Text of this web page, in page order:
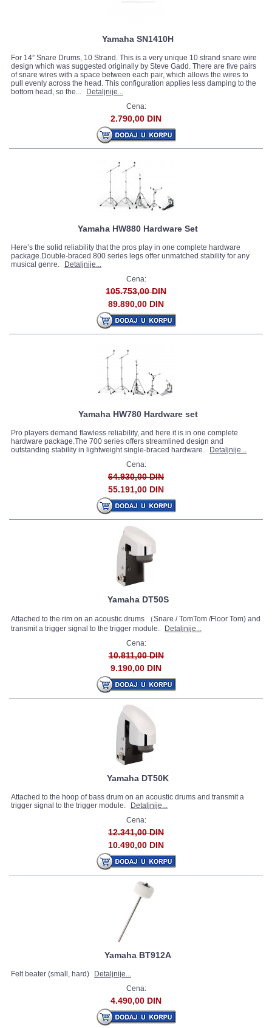
Yamaha SN1410H
For 14” Snare Drums, 10 Strand. This is a very unique 10 strand snare wire
design which was suggested originally by Steve Gadd. There are five pairs
of snare wires with a space between each pair, which allows the wires to
pull evenly across the head. This configuration applies less damping to the
bottom head, so the...
Detaljnije...
Cena:
2.790,00 DIN
Yamaha HW880 Hardware Set
Here’s the solid reliability that the pros play in one complete hardware
package.Double-braced 800 series legs offer unmatched stability for any
musical genre.
Detaljnije...
Cena:
105.753,00 DIN
89.890,00 DIN
Yamaha HW780 Hardware set
Pro players demand flawless reliability, and here it is in one complete
hardware package.The 700 series offers streamlined design and
outstanding stability in lightweight single-braced hardware.
Detaljnije...
Cena:
64.930,00 DIN
55.191,00 DIN
Yamaha DT50S
Attached to the rim on an acoustic drums （Snare / TomTom /Floor Tom) and
transmit a trigger signal to the trigger module.
Detaljnije...
Cena:
10.811,00 DIN
9.190,00 DIN
Yamaha DT50K
Attached to the hoop of bass drum on an acoustic drums and transmit a
trigger signal to the trigger module.
Detaljnije...
Cena:
12.341,00 DIN
10.490,00 DIN
Yamaha BT912A
Felt beater (small, hard)
Detaljnije...
Cena:
4.490,00 DIN